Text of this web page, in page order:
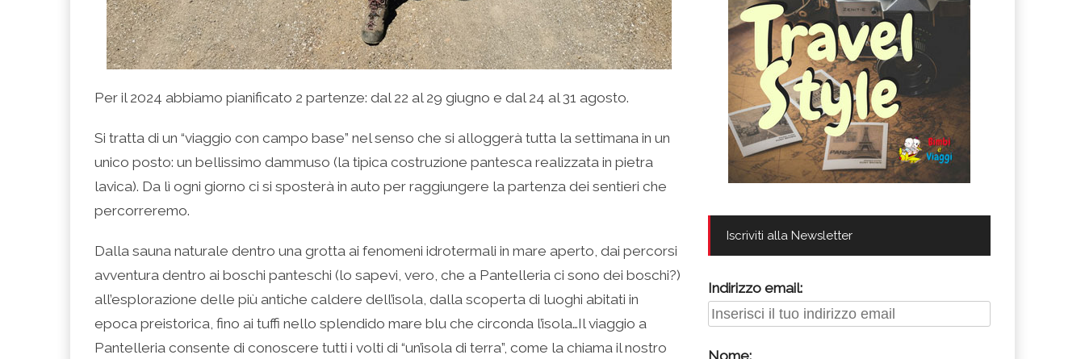
Per il 2024 abbiamo pianificato 2 partenze: dal 22 al 29 giugno e dal 24 al 31 agosto.
Si tratta di un “viaggio con campo base” nel senso che si alloggerà tutta la settimana in un
unico posto: un bellissimo dammuso (la tipica costruzione pantesca realizzata in pietra
lavica). Da lì ogni giorno ci si sposterà in auto per raggiungere la partenza dei sentieri che
percorreremo.
Dalla sauna naturale dentro una grotta ai fenomeni idrotermali in mare aperto, dai percorsi
avventura dentro ai boschi panteschi (lo sapevi, vero, che a Pantelleria ci sono dei boschi?)
all’esplorazione delle più antiche caldere dell’isola, dalla scoperta di luoghi abitati in
epoca preistorica, fino ai tuffi nello splendido mare blu che circonda l’isola…Il viaggio a
Pantelleria consente di conoscere tutti i volti di “un’isola di terra”, come la chiama il nostro
Iscriviti alla Newsletter
Indirizzo email: